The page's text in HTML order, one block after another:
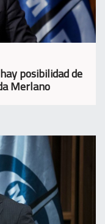
posibilidad de
Merlano